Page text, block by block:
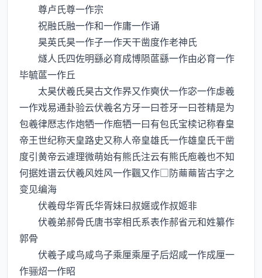
尊卢氏尊一作宗
祝融氏融一作和一作庸一作诵
昊英氏昊一作子一作天干凿度作老神氏
燧人氏四佐明繇必育成博陨蓲繇一作由必育一作
毕毓蓲一作丘
太昊伏羲氏昊古文作昦又作奭伏一作宓一作虙羲
一作戏易通卦验云伏羲名方牙一曰苍牙一曰苍精是为
包羲律厯志作炮牺一作庖牺一曰有包氏宝椟记称春皇
帝王世纪称天皇路史又称人帝皇雄氏一作雄皇氏干凿
度引黄帝云遽理微萌始有熊氏注云有熊氏庖羲也不知
何据姓谱云伏羲风姓风一作飌又作□防皆古字之
变见编海
伏羲母华胥氏华胥妹曰叔嫟或作叔姬非
伏羲弟郝骨氏唐书宰相氏系表作郝省元和姓纂作
郭骨
伏羲子咸鸟咸鸟子乘厘乘厘子后炤咸一作成厘一
作骊炤一作昭